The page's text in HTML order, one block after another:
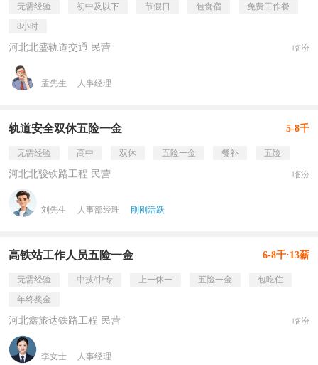
无需经验 初中及以下 节假日 包食宿
免费工作餐
8小时
河北北盛轨道交通 民营 临汾
孟先生 人事经理
轨道安全双休五险一金 5-8千
无需经验 高中 双休 五险一金 餐补 五险
河北北骏铁路工程 民营 临汾
刘先生 人事部经理 刚刚活跃
高铁站工作人员五险一金 6-8千·13薪
无需经验 中技/中专 上一休一 五险一金
包吃住
年终奖金
河北鑫旅达铁路工程 民营 临汾
李女士 人事经理